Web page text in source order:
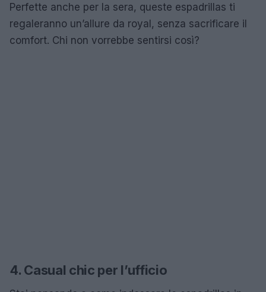
Perfette anche per la sera, queste espadrillas ti
regaleranno un’allure da royal, senza sacrificare il
comfort. Chi non vorrebbe sentirsi così?
4. Casual chic per l’ufficio